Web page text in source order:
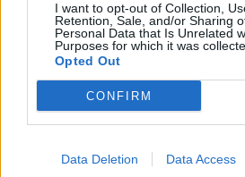
I want to opt-out of Collection,
Retention, Sale, and/or Sharing
Personal Data that Is Unrelated
Purposes for which it was
Opted Out
CONFIRM
Data Deletion Data Access
μίλησε στον ραδιοφωνικό σταθμό
99 fm Στο Νησί για τις πολιτικές
ευθύνες και τα λάθη στη
διαχείριση του αφθώδους πυρετού
και τις εξαιρετικά δύσκολες
χρονιές που έρχονται
ΤΟΥΡΙΣΜΟΣ
τουρίστες στη Λέσβο στο